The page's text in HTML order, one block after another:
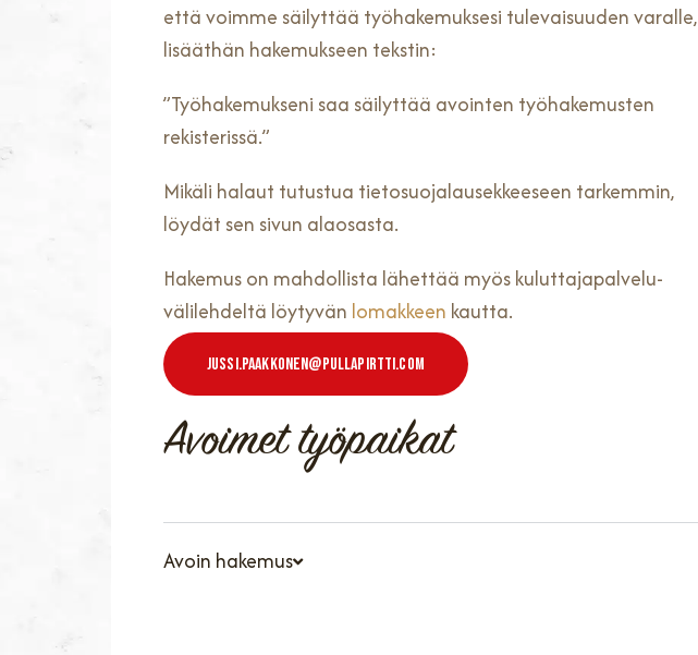
että voimme säilyttää työhakemuksesi tulevaisuuden varalle,
lisääthän hakemukseen tekstin:
”Työhakemukseni saa säilyttää avointen työhakemusten
rekisterissä.”
Mikäli halaut tutustua tietosuojalausekkeeseen tarkemmin,
löydät sen sivun alaosasta.
Hakemus on mahdollista lähettää myös kuluttajapalvelu-
välilehdeltä löytyvän lomakkeen kautta.
Jussi.paakkonen@pullapirtti.com
Avoimet työpaikat
Avoin hakemus